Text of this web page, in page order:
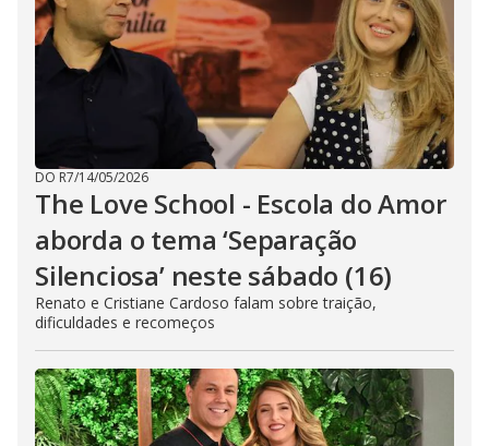
DO R7/14/05/2026
The Love School - Escola do Amor
aborda o tema ‘Separação
Silenciosa’ neste sábado (16)
Renato e Cristiane Cardoso falam sobre traição,
dificuldades e recomeços